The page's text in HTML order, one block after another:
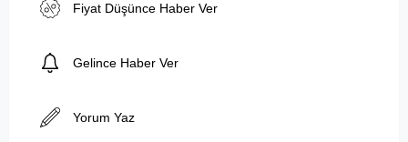
Fiyat Düşünce Haber Ver
Gelince Haber Ver
Yorum Yaz